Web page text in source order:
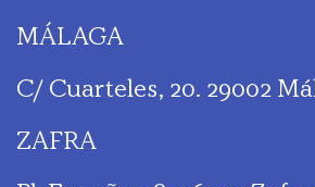
MÁLAGA
C/ Cuarteles, 20. 29002
ZAFRA